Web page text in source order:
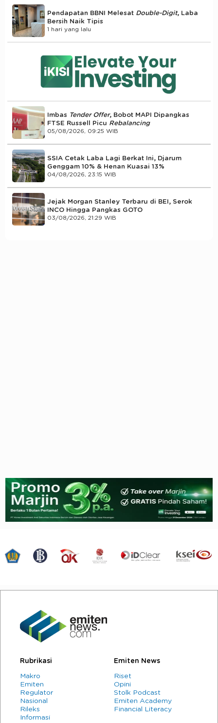
Pendapatan BBNI Melesat Double-Digit, Laba
Bersih Naik Tipis
1 hari yang lalu
Imbas Tender Offer, Bobot MAPI Dipangkas
FTSE Russell Picu Rebalancing
05/08/2026, 09:25 WIB
SSIA Cetak Laba Lagi Berkat Ini, Djarum
Genggam 10% & Henan Kuasai 13%
04/08/2026, 23:15 WIB
Jejak Morgan Stanley Terbaru di BEI, Serok
INCO Hingga Pangkas GOTO
03/08/2026, 21:29 WIB
Rubrikasi
Makro
Emiten
Regulator
Nasional
Rileks
Informasi
Emiten News
Riset
Opini
Stolk Podcast
Emiten Academy
Financial Literacy